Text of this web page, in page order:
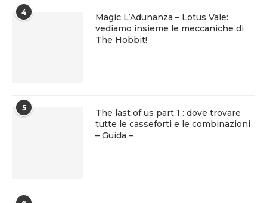
4
Magic L’Adunanza – Lotus Vale:
vediamo insieme le meccaniche di
The Hobbit!
5
The last of us part 1 : dove trovare
tutte le casseforti e le combinazioni
– Guida –